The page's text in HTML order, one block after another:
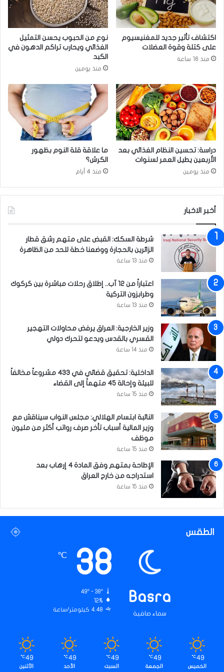
ر
ئ
ي
س
ا
ب
و
ل
ن
د
ي
ف
ي
و
"
و
ا
"
ر
ء
ن
ق
ش
م
س
ت
ج
ا
ت
ل
ح
ا
ا
ل
ب
ل
ا
د
اكتشاف تأثير جديد للمغنيسيوم
على كتلة وقوة العضلات
منذ 16 ساعة
نوع من الحبوب يحسن التمثيل
الغذائي ويحارب تراكم الدهون في
الكبد
منذ يومين
دراسة: تحسين النظام الغذائي بعد
الأربعين يطيل العمر لسنوات
منذ يومين
ما علاقة قلة النوم بظهور
الكرش؟
منذ 4 أيام
أخبر الاخبار
شرطة السكك: القبض على متهم رشق قطار
الزائرين بالحجارة ووضعنا خطة للحد من الظاهرة
منذ 13 ساعة
اعتباراً من 12 آب.. إطلاق رحلات مباشرة بين كركوك
وطرابزون التركية
منذ 13 ساعة
وزير الخارجية: العراق يرفض محاولات التهجير
القسري بالقدس ويدعو لتحرك دولي
منذ 14 ساعة
الداخلية: تحقيق قضائي في 433 مشروعاً مخالفاً
للبيئة وإحالة 45 متهماً إلى القضاء
منذ 15 ساعة
النائبة ابتسام الهلالي: مجلس النواب سيناقش مع
وزير المالية أسباب تأخر صرف رواتب أكثر من مليون
موظف
منذ 15 ساعة
الإطاحة بمتهم وفق المادة 4 إرهاب بعد
استدراجه من خارج العراق
منذ 15 ساعة
الطقس
Basra
سماء صافية
38
℃
49º - 38º
12%
4.48 كيلومتر/ساعة
49
℃
الخميس
49
℃
الجمعة
49
℃
السبت
49
℃
الأحد
49
℃
الأثنين